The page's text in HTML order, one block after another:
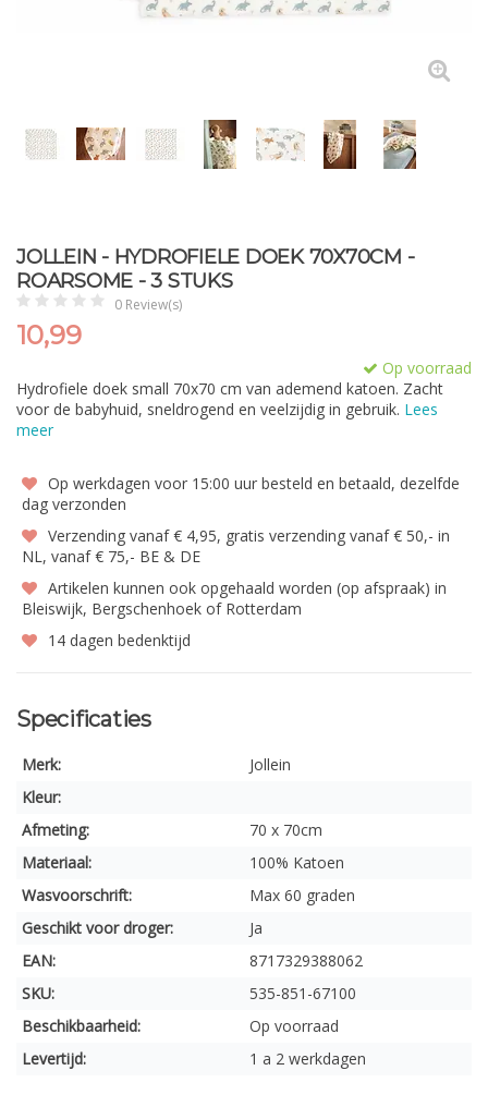
JOLLEIN - HYDROFIELE DOEK 70X70CM -
ROARSOME - 3 STUKS
0 Review(s)
10,99
Op voorraad
Hydrofiele doek small 70x70 cm van ademend katoen. Zacht
voor de babyhuid, sneldrogend en veelzijdig in gebruik. Lees
meer
Op werkdagen voor 15:00 uur besteld en betaald, dezelfde
dag verzonden
Verzending vanaf € 4,95, gratis verzending vanaf € 50,- in
NL, vanaf € 75,- BE & DE
Artikelen kunnen ook opgehaald worden (op afspraak) in
Bleiswijk, Bergschenhoek of Rotterdam
14 dagen bedenktijd
Specificaties
Merk:
Jollein
Kleur:
Afmeting:
70 x 70cm
Materiaal:
100% Katoen
Wasvoorschrift:
Max 60 graden
Geschikt voor droger:
Ja
EAN:
8717329388062
SKU:
535-851-67100
Beschikbaarheid:
Op voorraad
Levertijd:
1 a 2 werkdagen